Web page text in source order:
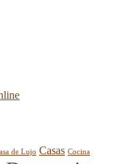
de Lujo Casas Cocina